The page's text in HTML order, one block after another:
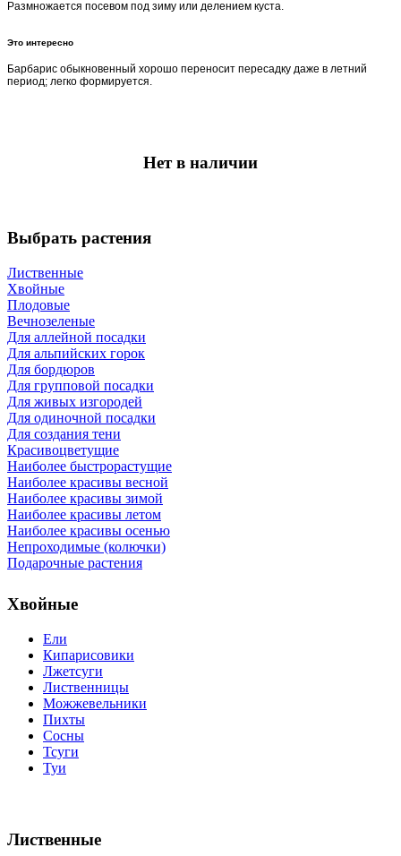
Размножается посевом под зиму или делением куста.
Это интересно
Барбарис обыкновенный хорошо переносит пересадку даже в летний
период; легко формируется.
Нет в наличии
Выбрать растения
Лиственные
Хвойные
Плодовые
Вечнозеленые
Для аллейной посадки
Для альпийских горок
Для бордюров
Для групповой посадки
Для живых изгородей
Для одиночной посадки
Для создания тени
Красивоцветущие
Наиболее быстрорастущие
Наиболее красивы весной
Наиболее красивы зимой
Наиболее красивы летом
Наиболее красивы осенью
Непроходимые (колючки)
Подарочные растения
Хвойные
Ели
Кипарисовики
Лжетсуги
Лиственницы
Можжевельники
Пихты
Сосны
Тсуги
Туи
Лиственные